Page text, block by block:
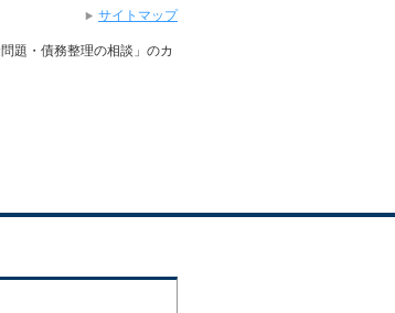
題・債務整理の相談」のカ
サイトマップ